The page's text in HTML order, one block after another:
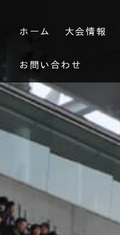
ホーム 大会情報
お問い合わせ